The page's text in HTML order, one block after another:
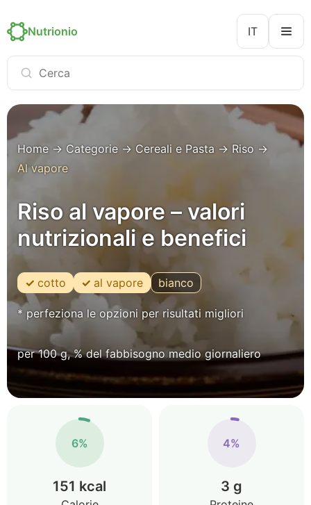
Nutrionio IT
Home → Categorie → Cereali e Pasta → Riso →
Al vapore
Riso al vapore – valori
nutrizionali e benefici
cotto al vapore bianco
* perfeziona le opzioni per risultati migliori
per 100 g, % del fabbisogno medio giornaliero
6%
151 kcal
4%
3 g